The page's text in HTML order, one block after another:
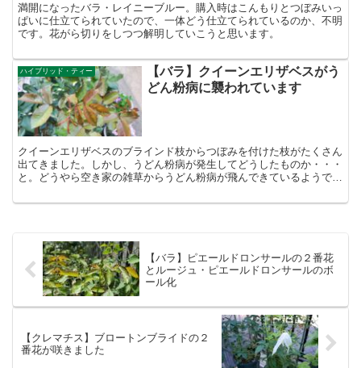
満開になったバラ・レイニーブルー。購入時はこんもりとつぼみいっ
ぱいに仕立てられていたので、一体どう仕立てられているのか、不明
です。花がら切りをしつつ解明していこうと思います。
ハイブリッド・ティー
【バラ】クイーンエリザベスがう
どん粉病に襲われています
クイーンエリザベスのブラインド枝からつぼみを付けた枝がたくさん
出てきました。しかし、うどん粉病が発生してどうしたものか・・・
と。どうやら空き家の雑草からうどん粉病が飛んできているようで
【バラ】ピエールドロンサールの２番花
とルージュ・ピエールドロンサールのボ
ール化
【クレマチス】ブロートンブライドの２
番花が咲きました